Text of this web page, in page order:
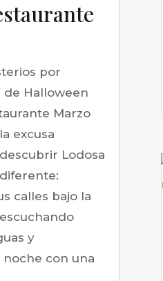
por
de Halloween
Marzo
excusa
Lodosa
calles bajo la
y
con una